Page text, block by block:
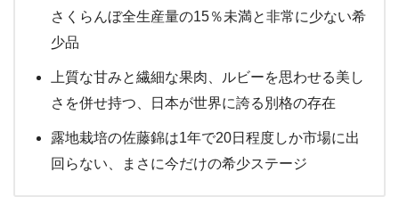
さくらんぼ全生産量の15％未満と非常に少ない希
少品
上質な甘みと繊細な果肉、ルビーを思わせる美し
さを併せ持つ、日本が世界に誇る別格の存在
露地栽培の佐藤錦は1年で20日程度しか市場に出
回らない、まさに今だけの希少ステージ